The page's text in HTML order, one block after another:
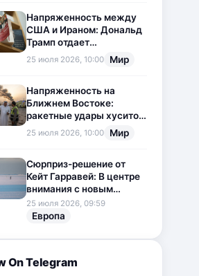
Напряженность между
США и Ираном: Дональд
Трамп отдает
предпочтение
дипломатии
25 июля 2026, 10:00 Мир
Напряженность на
Ближнем Востоке:
ракетные удары хуситов
по Саудовской Аравии
загоняют ситуацию в
25 июля 2026, 10:00 Мир
Сюрприз-решение от
Кейт Гарравей: В центре
внимания с новым
любовным
приключением
25 июля 2026, 09:59
Европа
On Telegram